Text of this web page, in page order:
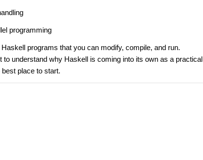
programming
programs that you can modify, compile, and run.
understand why Haskell is coming into its own as a practical
place to start.